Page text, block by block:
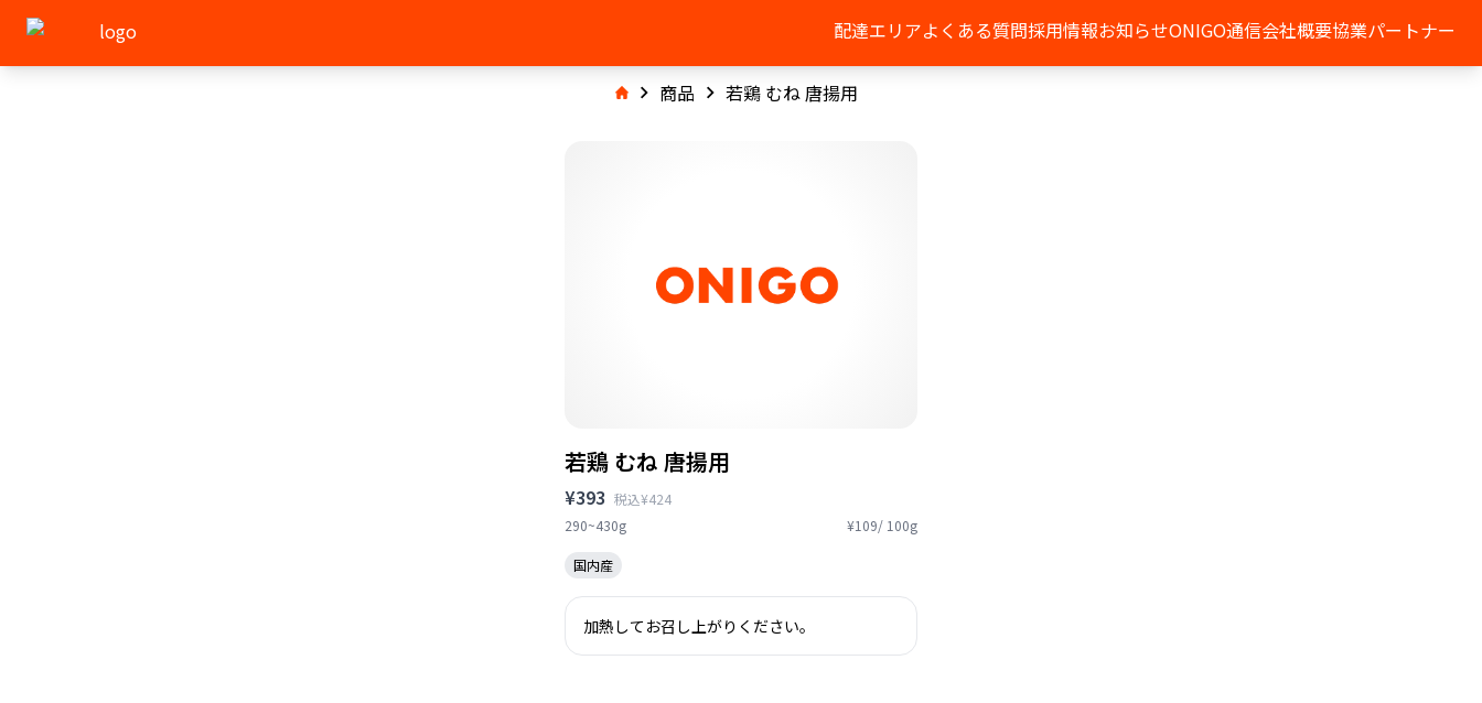
配達エリアよくある質問採用情報お知らせONIGO通信会社概要協業パートナー
商品 若鶏 むね 唐揚用
若鶏 むね 唐揚用
¥393 税込¥424
290~430g
¥109/ 100g
国内産
加熱してお召し上がりください。